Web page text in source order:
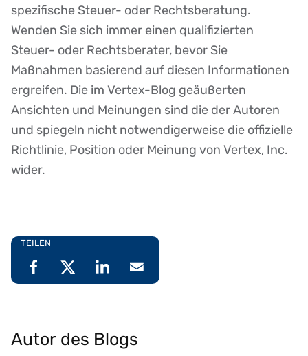
spezifische Steuer- oder Rechtsberatung.
Wenden Sie sich immer einen qualifizierten
Steuer- oder Rechtsberater, bevor Sie
Maßnahmen basierend auf diesen Informationen
ergreifen. Die im Vertex-Blog geäußerten
Ansichten und Meinungen sind die der Autoren
und spiegeln nicht notwendigerweise die offizielle
Richtlinie, Position oder Meinung von Vertex, Inc.
wider.
TEILEN
Autor des Blogs